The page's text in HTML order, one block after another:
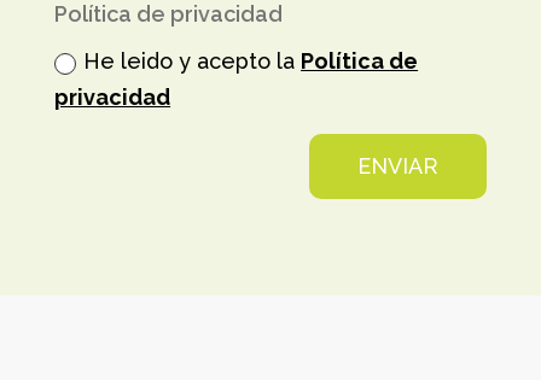
Política de privacidad
He leido y acepto la Política de
privacidad
ENVIAR